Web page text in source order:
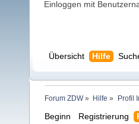
Einloggen mit
Übersicht Hilfe
Forum ZDW» Hilfe » Profil
Beginn Registrierung